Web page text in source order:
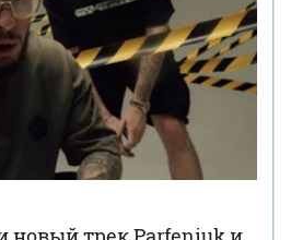
Klavdia Petrivna впервые
клипе с группой Tvorchi
украинских звезд: Светлана
(видео)
презентовала клип на
(видео)
референдум против
стал сатанизм